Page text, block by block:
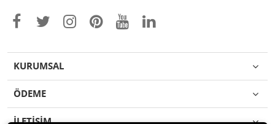
KURUMSAL
ÖDEME
İLETİŞİM